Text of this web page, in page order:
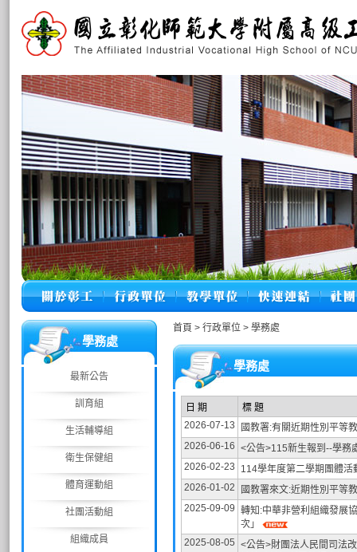
學務處
最新公告
訓育組
生活輔導組
衛生保健組
體育運動組
社團活動組
組織成員
首頁 > 行政單位 > 學務處
學務處
日 期
標 題
2026-07-13
國教署:有關近期性別平等
2026-06-16 <公告>115新生報到--學務
2026-02-23
114學年度第二學期團體活
2026-01-02
國教署來文:近期性別平等
2025-09-09 轉知:中華非營利組織發展
次」
2025-08-05 <公告>財團法人民間司法